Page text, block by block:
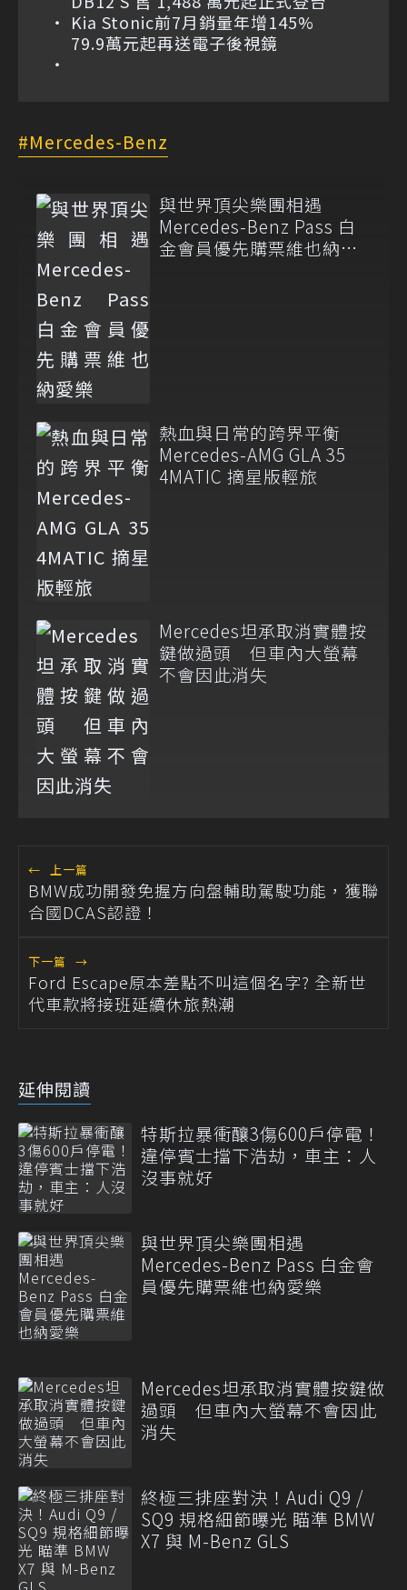
Kia Stonic前7月銷量年增145%
79.9萬元起再送電子後視鏡
Mercedes-Benz
與世界頂尖樂團相遇
Mercedes-Benz Pass 白
金會員優先購票維也納愛
熱血與日常的跨界平衡
Mercedes-AMG GLA 35
4MATIC 摘星版輕旅
Mercedes坦承取消實體按
鍵做過頭 但車內大螢幕
不會因此消失
← 上一篇
BMW成功開發免握方向盤輔助駕駛功能，獲聯
合國DCAS認證！
下一篇 →
Ford Escape原本差點不叫這個名字? 全新世
代車款將接班延續休旅熱潮
延伸閱讀
特斯拉暴衝釀3傷600戶停電！
違停賓士擋下浩劫，車主：人
沒事就好
與世界頂尖樂團相遇
Mercedes-Benz Pass 白金會
員優先購票維也納愛樂
Mercedes坦承取消實體按鍵做
過頭 但車內大螢幕不會因此
消失
終極三排座對決！Audi Q9 /
SQ9 規格細節曝光 瞄準 BMW
X7 與 M-Benz GLS